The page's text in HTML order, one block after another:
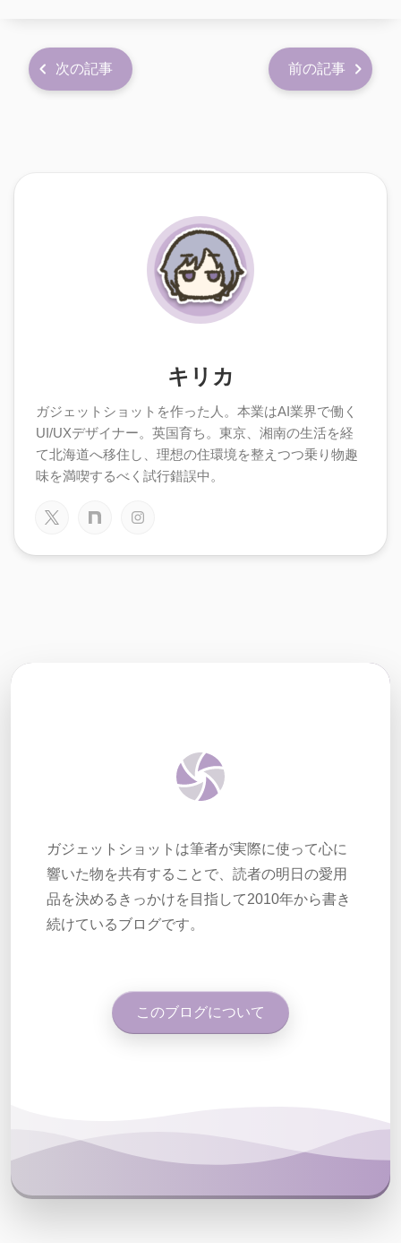
次の記事 前の記事
キリカ
ガジェットショットを作った人。本業はAI業界で働く
UI/UXデザイナー。英国育ち。東京、湘南の生活を経
て北海道へ移住し、理想の住環境を整えつつ乗り物趣
味を満喫するべく試行錯誤中。
ガジェットショットは筆者が実際に使って心に
響いた物を共有することで、読者の明日の愛用
品を決めるきっかけを目指して2010年から書き
続けているブログです。
このブログについて